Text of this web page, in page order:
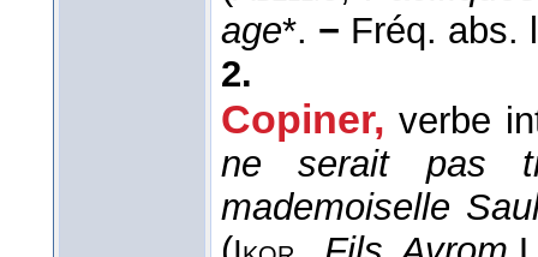
age*. − Fréq. abs.
2.
Copiner, verbe
ne serait pas
mademoiselle